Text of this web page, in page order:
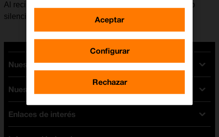
Al recibir una llamada, se puede optar por contestarla o
silenciar el timbre de llamada.
Nuestras tarifas
Tarifas Orange
Tarifas fibra y móvil
Tarifas móviles
Tarifas internet y fibra
Nuestros dispositivos
Ofertas en móviles
iPhone
Enlaces de interés
Configurar
Rechazar
Aceptar